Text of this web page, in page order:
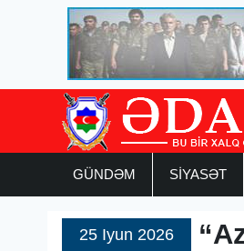
GÜNDƏM SİYASƏT
25 Iyun 2026